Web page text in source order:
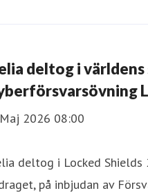
deltog i
2026 08:00
deltog i Locked
på inbjudan av